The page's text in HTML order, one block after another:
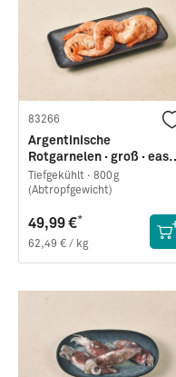
83266
Argentinische
Rotgarnelen · groß · easy
peel
Tiefgekühlt · 800g
(Abtropfgewicht)
49,99 €*
62,49 € / kg